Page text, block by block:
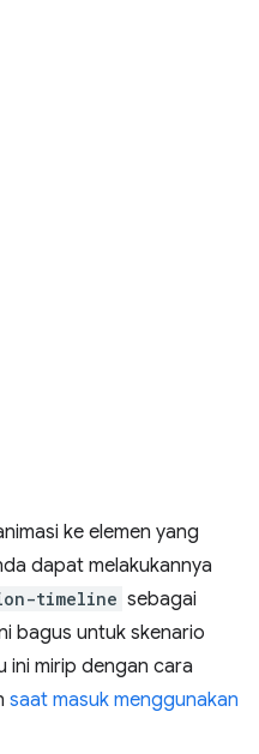
ke elemen yang
dapat melakukannya
timeline sebagai
bagus untuk skenario
ini mirip dengan cara
saat masuk menggunakan